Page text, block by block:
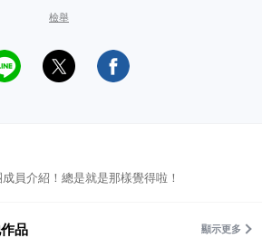
檢舉
員介紹！總是就是那樣覺得啦！
品 顯示更多